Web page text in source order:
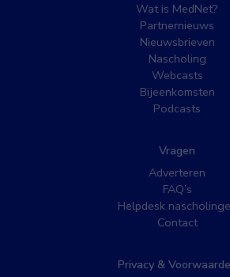
Wat is MedNet?
Partnernieuws
Nieuwsbrieven
Nascholing
Webcasts
Bijeenkomsten
Podcasts
Vragen
Adverteren
FAQ’s
Helpdesk
Contact
Privacy &